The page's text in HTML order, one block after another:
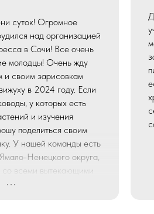
суток! Огромное
над организацией
в Сочи! Все очень
молодцы! Очень жду
и своим зарисовкам
в 2024 году. Если
у которых есть
и изучения
поделиться своим
У нашей команды есть
Ненецкого округа,
со всеми вытекающими